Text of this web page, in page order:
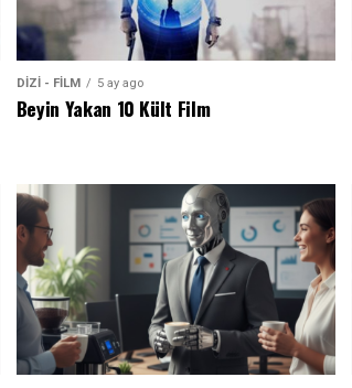
DİZİ - FİLM 5 ay ago
Beyin Yakan 10 Kült Film